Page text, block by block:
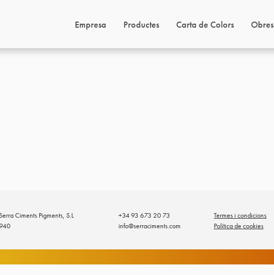
Empresa Productes Carta de Colors Obres
Ciments Pigments, S.L
+34 93 673 20 73
info@serraciments.com
Termes i condicions
Política de cookies